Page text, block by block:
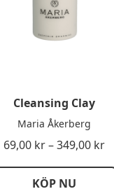
Cleansing Clay
Maria Åkerberg
69,00 kr–349,00 kr
KÖP NU